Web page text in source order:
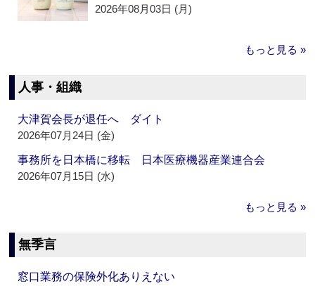
2026年08月03日 (月)
もっと見る »
人事・組織
大津賀会長が退任へ ダイト
2026年07月24日 (金)
事務所を日本橋に移転 日本医療機器産業連合会
2026年07月15日 (水)
もっと見る »
無季言
窓口業務の保険外化ありえない